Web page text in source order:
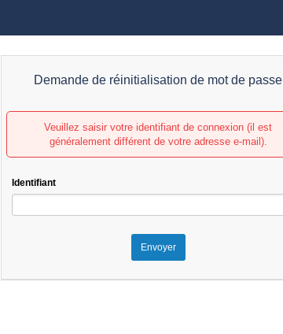
Demande de réinitialisation de mot de passe
Veuillez saisir votre identifiant de connexion (il est
généralement différent de votre adresse e-mail).
Identifiant